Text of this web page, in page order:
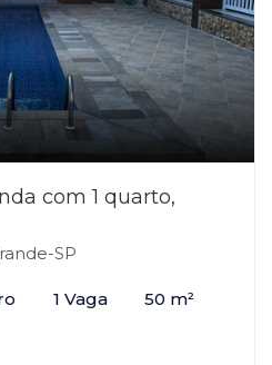
com 1 quarto,
SP
1 Vaga 50 m²